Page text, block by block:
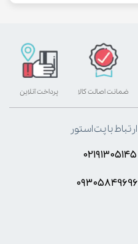
پرداخت آنلاین ضمانت اصالت کالا
ارتباط با پت استور
۰۲۱۹۱۳۰۵۱۴۵
۰۹۳۰۵8۴9696